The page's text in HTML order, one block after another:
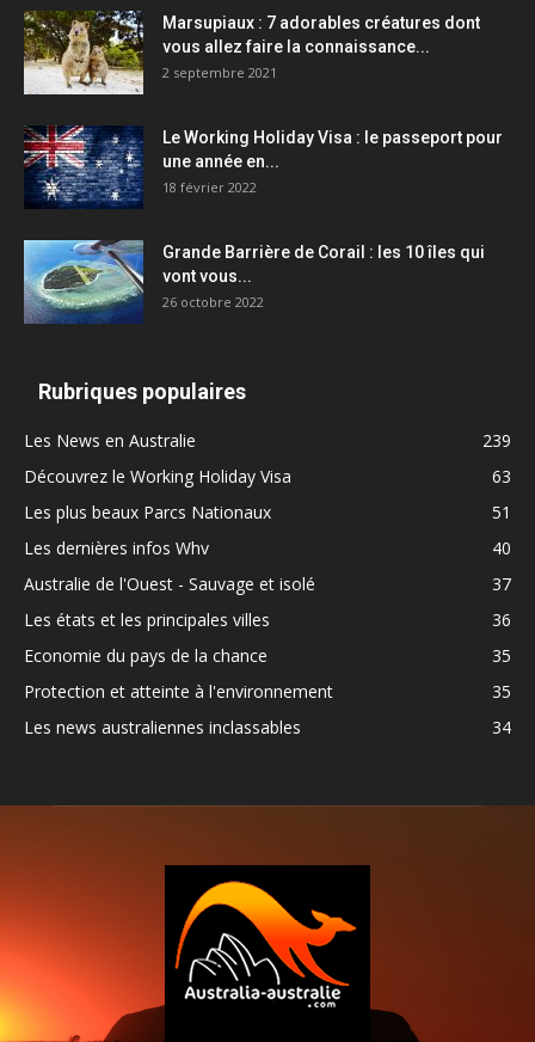
Marsupiaux : 7 adorables créatures dont
vous allez faire la connaissance...
2 septembre 2021
Le Working Holiday Visa : le passeport pour
une année en...
18 février 2022
Grande Barrière de Corail : les 10 îles qui
vont vous...
26 octobre 2022
Rubriques populaires
Les News en Australie
239
Découvrez le Working Holiday Visa
63
Les plus beaux Parcs Nationaux
51
Les dernières infos Whv
40
Australie de l'Ouest - Sauvage et isolé
37
Les états et les principales villes
36
Economie du pays de la chance
35
Protection et atteinte à l'environnement
35
Les news australiennes inclassables
34